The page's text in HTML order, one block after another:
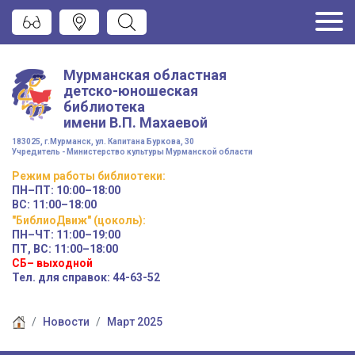
Мурманская областная
детско-юношеская
библиотека
имени В.П. Махаевой
183025, г.Мурманск, ул. Капитана Буркова, 30
Учредитель - Министерство культуры Мурманской области
Режим работы библиотеки:
ПН–ПТ: 10:00–18:00
ВС: 11:00–18:00
"БиблиоДвиж" (цоколь):
ПН–ЧТ: 11:00–19:00
ПТ, ВС: 11:00–18:00
СБ– выходной
Тел. для справок: 44-63-52
Новости Март 2025